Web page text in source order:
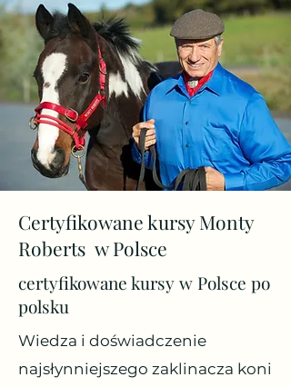
Certyfikowane kursy Monty
Roberts w Polsce
certyfikowane kursy w Polsce po
polsku
Wiedza i doświadczenie
najsłynniejszego zaklinacza koni